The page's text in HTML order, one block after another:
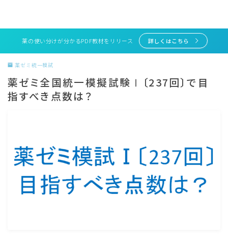
薬の使い分けが分かるPDF教材をリリース 詳しくはこちら
薬ゼミ統一模試
薬ゼミ全国統一模擬試験Ⅰ〔237回〕で目
指すべき点数は？